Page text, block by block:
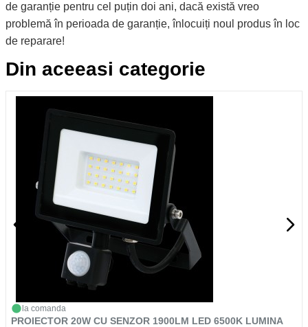
de garanție pentru cel puțin doi ani, dacă există vreo
problemă în perioada de garanție, înlocuiți noul produs în loc
de reparare!
Din aceeasi categorie
la comanda
PROIECTOR 20W CU SENZOR 1900LM LED 6500K LUMINA